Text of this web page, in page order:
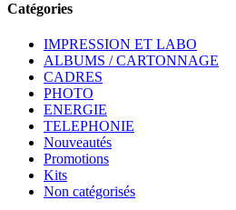
Catégories
IMPRESSION ET LABO
ALBUMS / CARTONNAGE
CADRES
PHOTO
ENERGIE
TELEPHONIE
Nouveautés
Promotions
Kits
Non catégorisés